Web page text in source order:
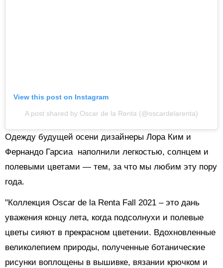
View this post on Instagram
A post shared by Oscar de la Renta (@oscardelarenta)
Одежду будущей осени дизайнеры Лора Ким и
Фернандо Гарсиа наполнили легкостью, солнцем и
полевыми цветами — тем, за что мы любим эту пору
года.
"Коллекция Oscar de la Renta Fall 2021 – это дань
уважения концу лета, когда подсолнухи и полевые
цветы сияют в прекрасном цветении. Вдохновленные
великолепием природы, полученные ботанические
рисунки воплощены в вышивке, вязании крючком и